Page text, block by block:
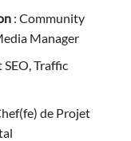
: Community
Manager
Traffic
de Projet